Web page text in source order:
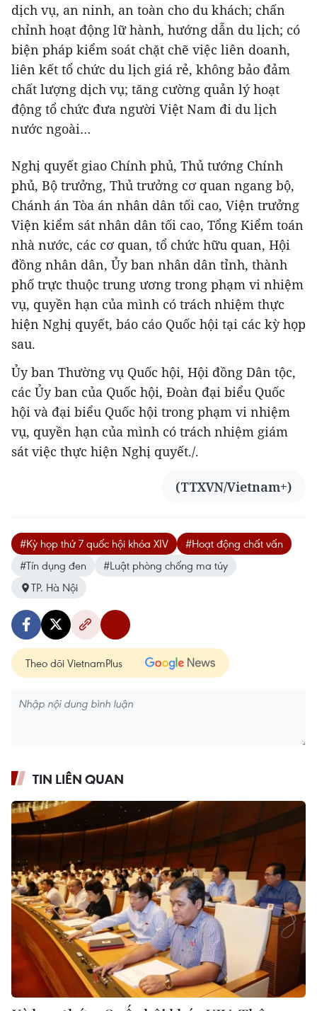
dịch vụ, an ninh, an toàn cho du khách; chấn
chỉnh hoạt động lữ hành, hướng dẫn du lịch; có
biện pháp kiểm soát chặt chẽ việc liên doanh,
liên kết tổ chức du lịch giá rẻ, không bảo đảm
chất lượng dịch vụ; tăng cường quản lý hoạt
động tổ chức đưa người Việt Nam đi du lịch
nước ngoài…
Nghị quyết giao Chính phủ, Thủ tướng Chính
phủ, Bộ trưởng, Thủ trưởng cơ quan ngang bộ,
Chánh án Tòa án nhân dân tối cao, Viện trưởng
Viện kiểm sát nhân dân tối cao, Tổng Kiểm toán
nhà nước, các cơ quan, tổ chức hữu quan, Hội
đồng nhân dân, Ủy ban nhân dân tỉnh, thành
phố trực thuộc trung ương trong phạm vi nhiệm
vụ, quyền hạn của mình có trách nhiệm thực
hiện Nghị quyết, báo cáo Quốc hội tại các kỳ họp
sau.
Ủy ban Thường vụ Quốc hội, Hội đồng Dân tộc,
các Ủy ban của Quốc hội, Đoàn đại biểu Quốc
hội và đại biểu Quốc hội trong phạm vi nhiệm
vụ, quyền hạn của mình có trách nhiệm giám
sát việc thực hiện Nghị quyết./.
(TTXVN/Vietnam+)
#Kỳ họp thứ 7 quốc hội khóa XIV
#Hoạt động chất vấn
#Tín dụng đen
#Luật phòng chống ma túy
TP. Hà Nội
Theo dõi VietnamPlus
TIN LIÊN QUAN